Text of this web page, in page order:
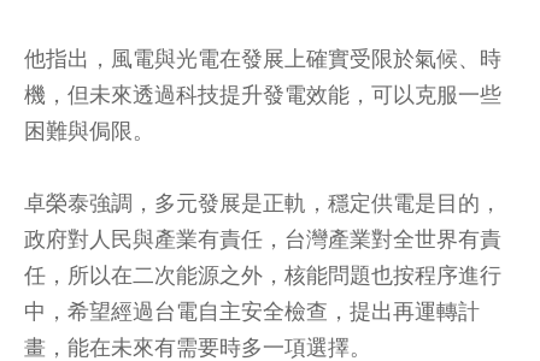
他指出，風電與光電在發展上確實受限於氣候、時
機，但未來透過科技提升發電效能，可以克服一些
困難與侷限。
卓榮泰強調，多元發展是正軌，穩定供電是目的，
政府對人民與產業有責任，台灣產業對全世界有責
任，所以在二次能源之外，核能問題也按程序進行
中，希望經過台電自主安全檢查，提出再運轉計
畫，能在未來有需要時多一項選擇。